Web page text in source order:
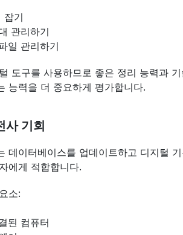
잡기
관리하기
일 관리하기
도구를 사용하므로 좋은 정리 능력과
능력을 더 중요하게 평가합니다.
사 기회
데이터베이스를 업데이트하고 디지털
에게 적합합니다.
소:
된 컴퓨터